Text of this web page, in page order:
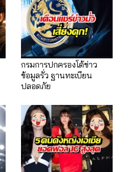
กรมการปกครองโต้ข่าว
ข้อมูลรั่ว ฐานทะเบียน
ปลอดภัย